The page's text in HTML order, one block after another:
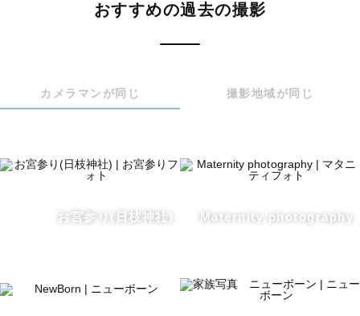
いつかの未来で、「この時を写真に残しててよかった」
と思ってもらえるようなお写真を残していきたいです✽
👘七五三
そわそわして緊張している姿、時には嫌がって泣いてしま
おすすめの過去の撮影
カメラマンが同じ 撮影地域が同じ
お宮参り(日枝神社) Maternity photography